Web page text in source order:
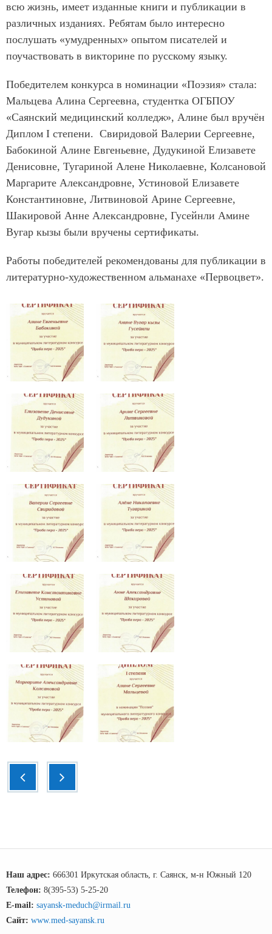
всю жизнь, имеет изданные книги и публикации в
различных изданиях. Ребятам было интересно
послушать «умудренных» опытом писателей и
поучаствовать в викторине по русскому языку.
Победителем конкурса в номинации «Поэзия» стала:
Мальцева Алина Сергеевна, студентка ОГБПОУ
«Саянский медицинский колледж», Алине был вручён
Диплом I степени. Свиридовой Валерии Сергеевне,
Бабокиной Алине Евгеньевне, Дудукиной Елизавете
Денисовне, Тугариной Алене Николаевне, Колсановой
Маргарите Александровне, Устиновой Елизавете
Константиновне, Литвиновой Арине Сергеевне,
Шакировой Анне Александровне, Гусейнли Амине
Вугар кызы были вручены сертификаты.
Работы победителей рекомендованы для публикации в
литературно-художественном альманахе «Первоцвет».
Наш адрес: 666301 Иркутская область, г. Саянск, м-н Южный 120
Телефон: 8(395-53) 5-25-20
E-mail: sayansk-meduch@irmail.ru
Сайт: www.med-sayansk.ru